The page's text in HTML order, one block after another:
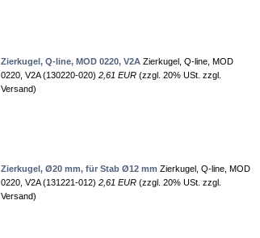
Zierkugel, Q-line, MOD 0220, V2A Zierkugel, Q-line, MOD
0220, V2A (130220-020) 2,61 EUR (zzgl. 20% USt. zzgl.
Versand)
Zierkugel, Ø20 mm, für Stab Ø12 mm Zierkugel, Q-line, MOD
0220, V2A (131221-012) 2,61 EUR (zzgl. 20% USt. zzgl.
Versand)